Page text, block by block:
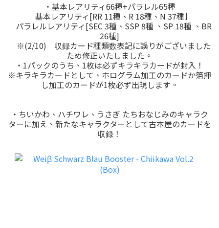
・基本レアリティ66種+パラレル65種
基本レアリティ[RR 11種、R 18種、N 37種］
パラレルレアリティ[SEC 3種、SSP 8種 、SP 18種 、BR
26種]
※(2/10) 収録カード種類数表記に誤りがございました
ため修正いたしました。
・1パックのうち、1枚は必ずキラキラカードが封入！
※キラキラカードとして、ホログラム加工のカードか箔押
し加工のカードが1枚必ず出現します。
・ちいかわ、ハチワレ、うさぎ たちおなじみのキャラク
ターに加え、新たなキャラクターとして古本屋のカードを
収録！